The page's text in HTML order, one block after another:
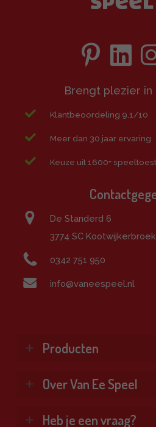
Brengt plezier
Klantbeoordeling 9,1/10
Meer dan 30 jaar ervaring
Keuze uit 1600+
De Standerd 6
3774 SC Kootwijkerbroek
0342 751 950
info@vaneespeel.nl
Producten
Klimtoestellen
Over Van Ee Speel
Wie zijn wij?
Heb je een vraag?